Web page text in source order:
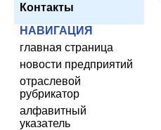
Контакты
НАВИГАЦИЯ
главная страница
новости предприятий
отраслевой
рубрикатор
алфавитный
указатель